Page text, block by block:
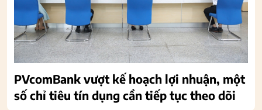
PVcomBank vượt kế hoạch lợi nhuận, một
số chỉ tiêu tín dụng cần tiếp tục theo dõi